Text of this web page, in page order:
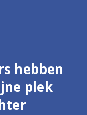
hebben
plek